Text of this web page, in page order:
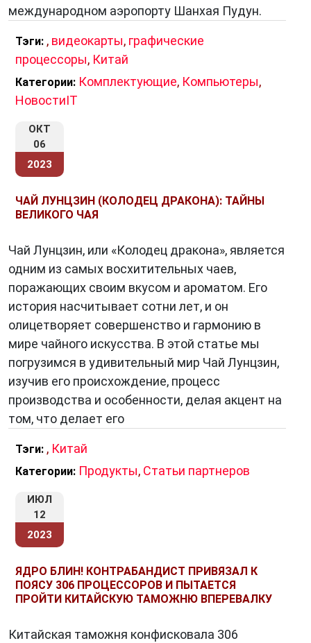
международном аэропорту Шанхая Пудун.
Тэги: , видеокарты, графические
процессоры, Китай
Категории: Комплектующие, Компьютеры,
НовостиIT
ОКТ
06
2023
ЧАЙ ЛУНЦЗИН (КОЛОДЕЦ ДРАКОНА): ТАЙНЫ
ВЕЛИКОГО ЧАЯ
Чай Лунцзин, или «Колодец дракона», является
одним из самых восхитительных чаев,
поражающих своим вкусом и ароматом. Его
история насчитывает сотни лет, и он
олицетворяет совершенство и гармонию в
мире чайного искусства. В этой статье мы
погрузимся в удивительный мир Чай Лунцзин,
изучив его происхождение, процесс
производства и особенности, делая акцент на
том, что делает его
Тэги: , Китай
Категории: Продукты, Статьи партнеров
ИЮЛ
12
2023
ЯДРО БЛИН! КОНТРАБАНДИСТ ПРИВЯЗАЛ К
ПОЯСУ 306 ПРОЦЕССОРОВ И ПЫТАЕТСЯ
ПРОЙТИ КИТАЙСКУЮ ТАМОЖНЮ ВПЕРЕВАЛКУ
Китайская таможня конфисковала 306